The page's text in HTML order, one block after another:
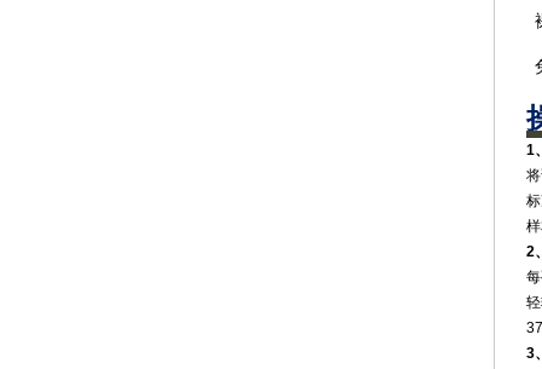
‌1
‌2
‌3